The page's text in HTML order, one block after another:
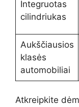
Integruotas
cilindriukas
Aukščiausios
klasės
automobiliai
Atkreipkite